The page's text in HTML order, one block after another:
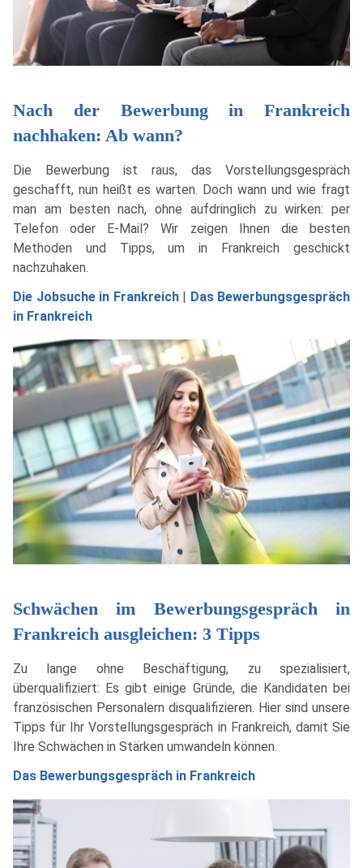
Nach der Bewerbung in Frankreich
nachhaken: Ab wann?
Die Bewerbung ist raus, das Vorstellungsgespräch
geschafft, nun heißt es warten. Doch wann und wie fragt
man am besten nach, ohne aufdringlich zu wirken: per
Telefon oder E-Mail? Wir zeigen Ihnen die besten
Methoden und Tipps, um in Frankreich geschickt
nachzuhaken.
Die Jobsuche in Frankreich| Das Bewerbungsgespräch
in Frankreich
Schwächen im Bewerbungsgespräch in
Frankreich ausgleichen: 3 Tipps
Zu lange ohne Beschäftigung, zu spezialisiert,
überqualifiziert: Es gibt einige Gründe, die Kandidaten bei
französischen Personalern disqualifizieren. Hier sind unsere
Tipps für Ihr Vorstellungsgespräch in Frankreich, damit Sie
Ihre Schwächen in Stärken umwandeln können.
Das Bewerbungsgespräch in Frankreich